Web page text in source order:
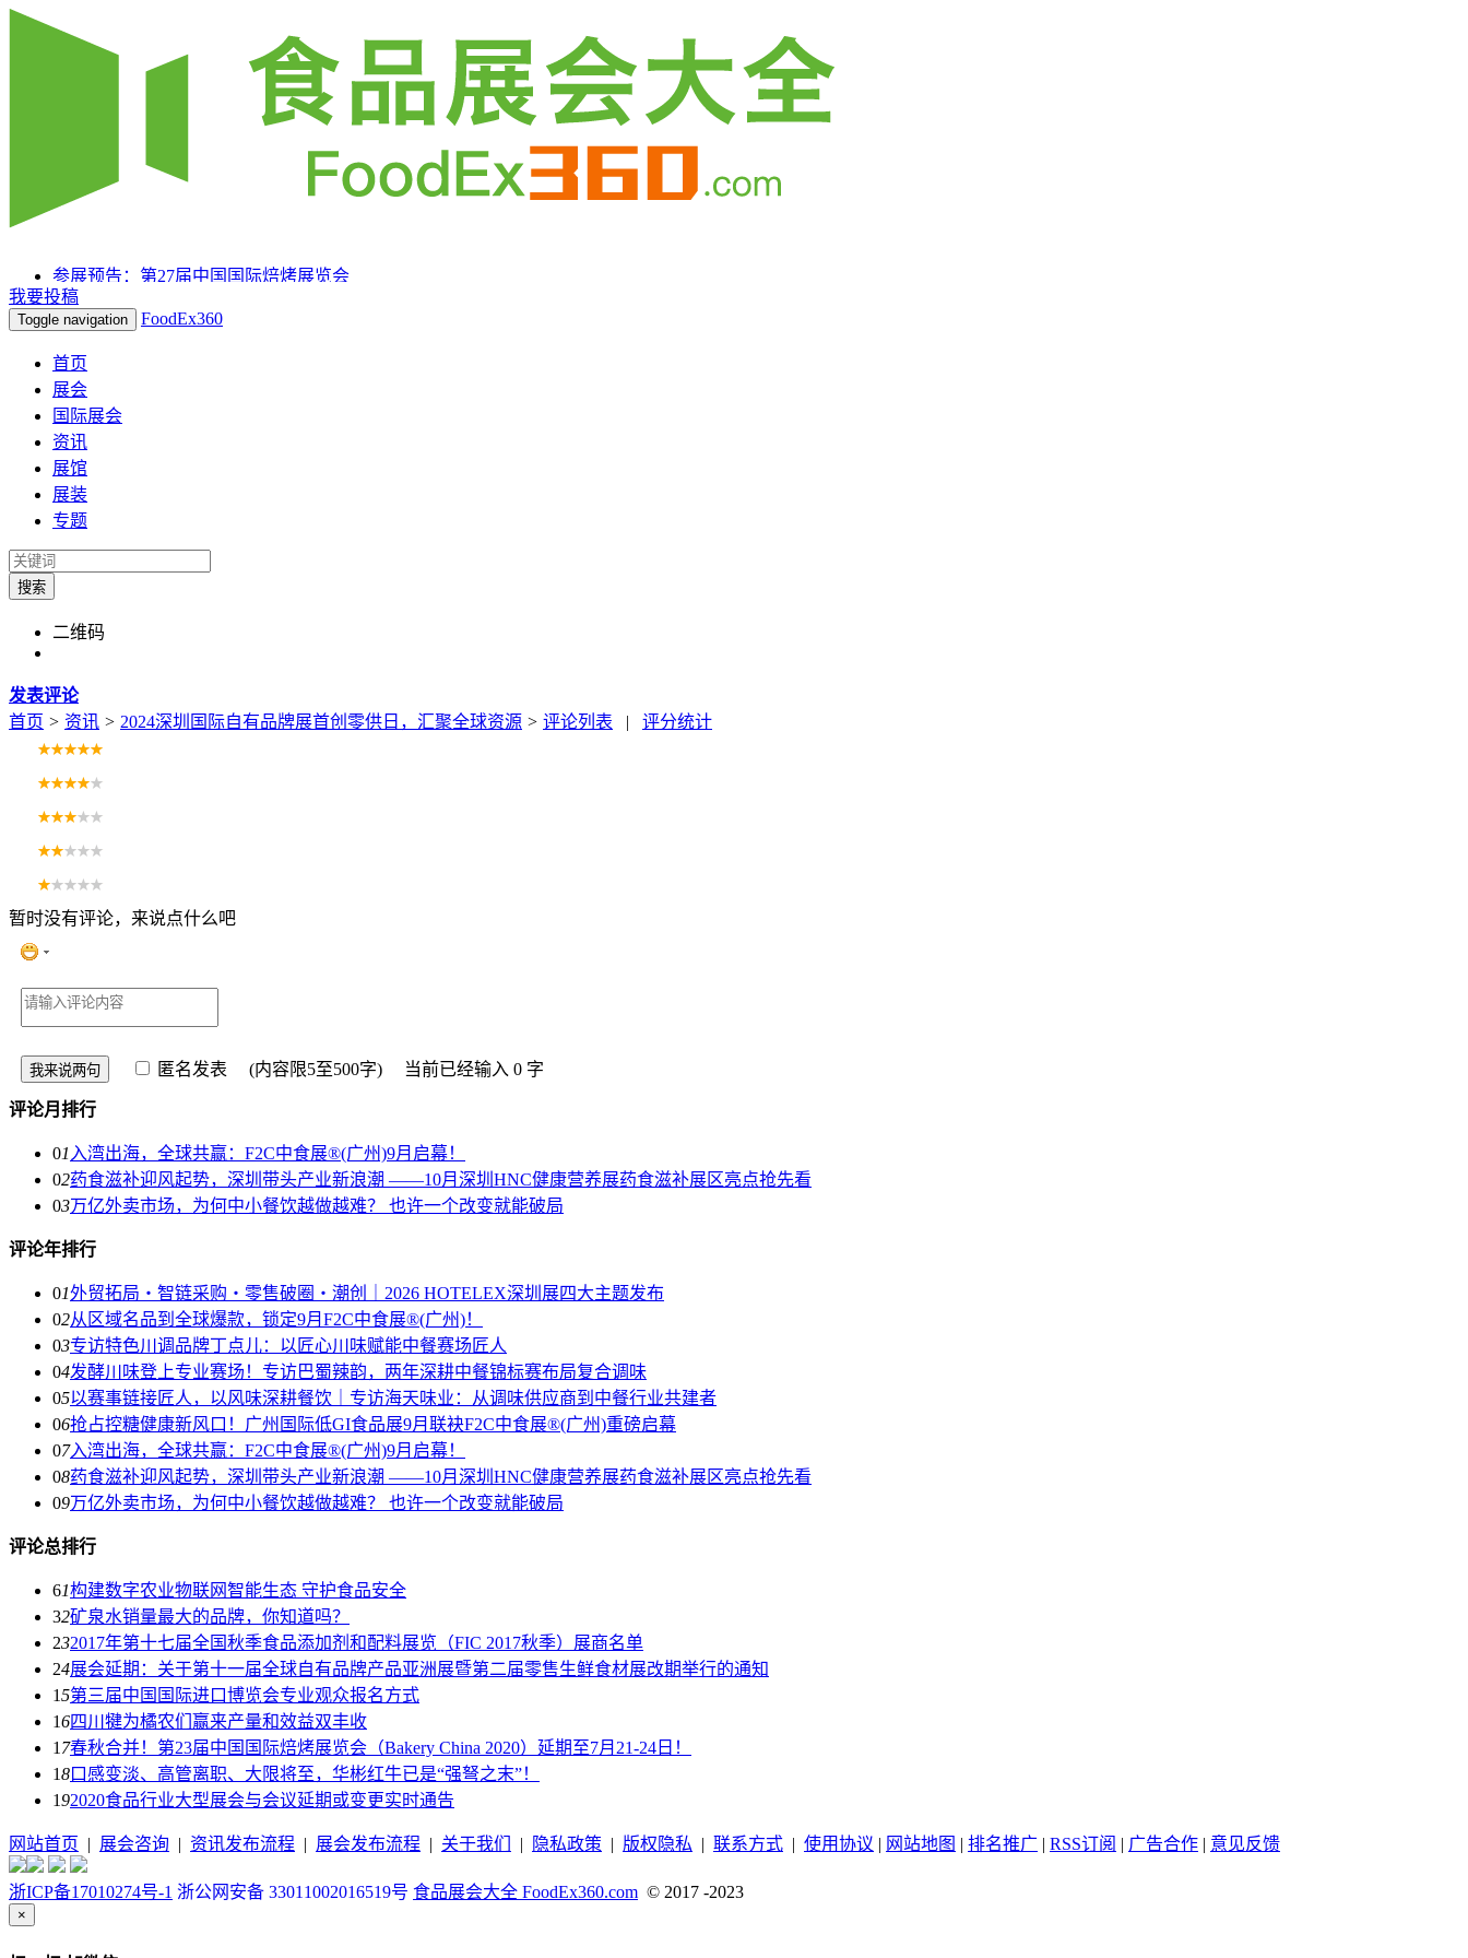
参展预告：第27届中国国际焙烤展览会
参展预告：SIAL 西雅国际食品和饮料展览会（上海）
参展预告：2025HOTELEX上海国际酒店及餐饮业博览会
我要投稿
Toggle navigation FoodEx360
首页
展会
国际展会
资讯
展馆
展装
专题
搜索
二维码
发表评论
首页 > 资讯 > 2024深圳国际自有品牌展首创零供日，汇聚全球资源 > 评论列表 | 评分统计
暂时没有评论，来说点什么吧
匿名发表 (内容限5至500字) 当前已经输入 0 字
评论月排行
01 入湾出海，全球共赢：F2C中食展®(广州)9月启幕！
02药食滋补迎风起势，深圳带头产业新浪潮 ——10月深圳HNC健康营养展药食滋补展区亮点抢先看
03万亿外卖市场，为何中小餐饮越做越难？ 也许一个改变就能破局
评论年排行
01外贸拓局・智链采购・零售破圈・潮创｜2026 HOTELEX深圳展四大主题发布
02从区域名品到全球爆款，锁定9月F2C中食展®(广州)！
03专访特色川调品牌丁点儿：以匠心川味赋能中餐赛场匠人
04发酵川味登上专业赛场！专访巴蜀辣韵，两年深耕中餐锦标赛布局复合调味
05以赛事链接匠人，以风味深耕餐饮｜专访海天味业：从调味供应商到中餐行业共建者
06抢占控糖健康新风口！广州国际低GI食品展9月联袂F2C中食展®(广州)重磅启幕
07入湾出海，全球共赢：F2C中食展®(广州)9月启幕！
08药食滋补迎风起势，深圳带头产业新浪潮 ——10月深圳HNC健康营养展药食滋补展区亮点抢先看
09万亿外卖市场，为何中小餐饮越做越难？ 也许一个改变就能破局
评论总排行
61构建数字农业物联网智能生态 守护食品安全
32矿泉水销量最大的品牌，你知道吗？
232017年第十七届全国秋季食品添加剂和配料展览（FIC 2017秋季）展商名单
24展会延期：关于第十一届全球自有品牌产品亚洲展暨第二届零售生鲜食材展改期举行的通知
15第三届中国国际进口博览会专业观众报名方式
16四川犍为橘农们赢来产量和效益双丰收
1 7春秋合并！第23届中国国际焙烤展览会（Bakery China 2020）延期至7月21-24日！
18口感变淡、高管离职、大限将至，华彬红牛已是“强弩之末”！
192020食品行业大型展会与会议延期或变更实时通告
网站首页 | 展会咨询 | 资讯发布流程 | 展会发布流程 | 关于我们 | 隐私政策 | 版权隐私 | 联系方式 | 使用协议 | 网站地图 | 排名推广 | RSS订阅 | 广告合作 | 意见反馈
浙ICP备17010274号-1 浙公网安备 33011002016519号 食品展会大全 FoodEx360.com © 2017 -2023
×